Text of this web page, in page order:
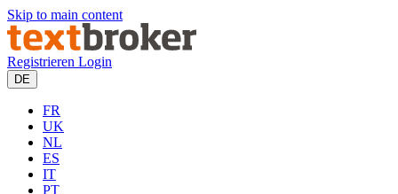
Skip to main content
Registrieren Login
DE
FR
UK
NL
ES
IT
PT